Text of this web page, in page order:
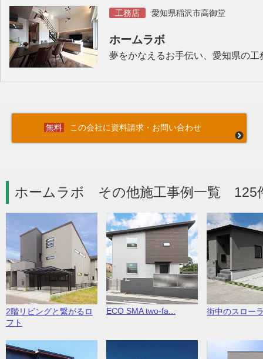
工務店 愛知県稲沢市高御堂
ホームラボ
夢をかなえるお手伝い、愛知県の工
この会社に資料請求・お問い合わせ
ホームラボ その他施工事例一覧 125
2階リビングと繋がるロ
フト
ECO SMA two-fa... 街中のスロー